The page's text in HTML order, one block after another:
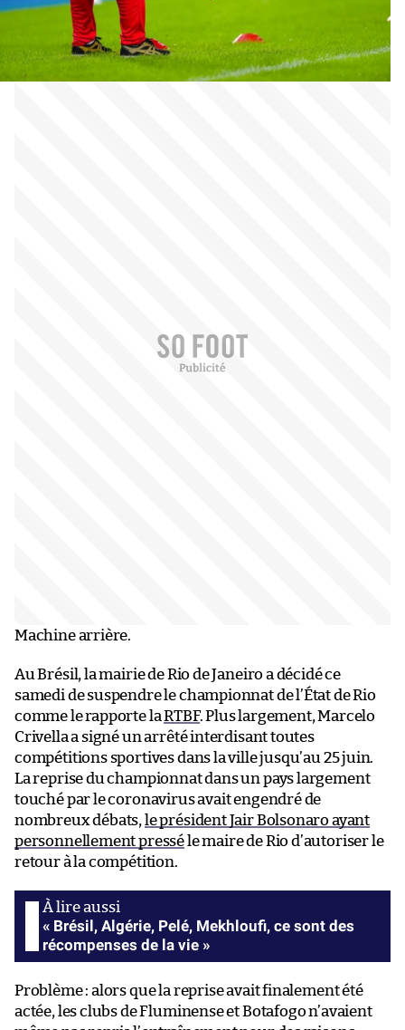
Machine arrière.
Au Brésil, la mairie de Rio de Janeiro a décidé ce
samedi de suspendre le championnat de l’État de Rio
comme le rapporte laRTBF. Plus largement, Marcelo
Crivella a signé un arrêté interdisant toutes
compétitions sportives dans la ville jusqu’au 25 juin.
La reprise du championnat dans un pays largement
touché par le coronavirus avait engendré de
nombreux débats, le président Jair Bolsonaro ayant
personnellement pressé le maire de Rio d’autoriser le
retour à la compétition.
« Brésil, Algérie, Pelé, Mekhloufi, ce sont des
récompenses de la vie »
Problème : alors que la reprise avait finalement été
actée, les clubs de Fluminense et Botafogo n’avaient